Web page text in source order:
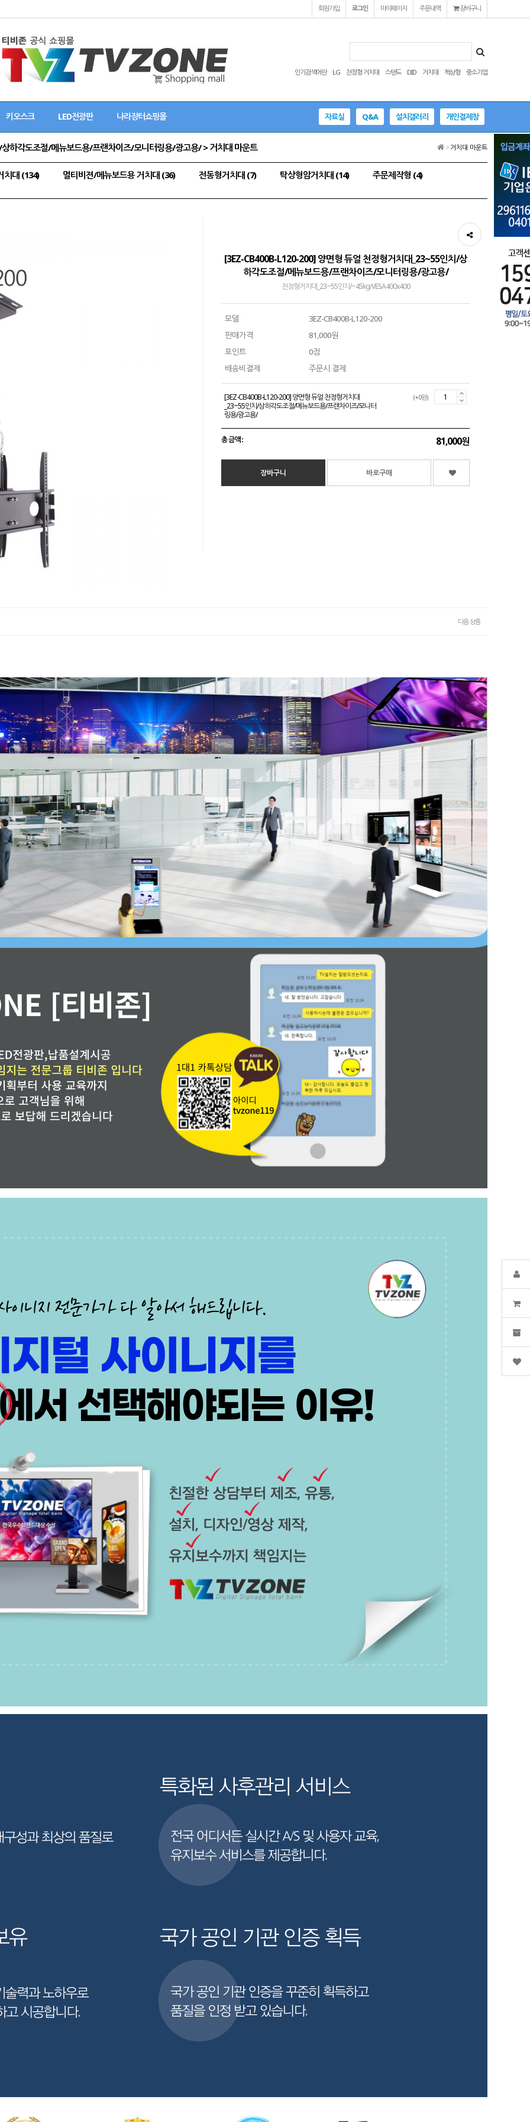
회원가입 로그인 마이페이지 주문내역 장바구니
인기검색어란 LG 천정형 거치대 스탠드 DID 거치대 책상형 중소기업
키오스크 LED전광판 나라장터쇼핑몰 자료실 Q&A 설치갤러리 개인결제창
하각도조절/메뉴보드용/프랜차이즈/모니터링용/광고용/ > 거치대 마운트 > 거치대 마운트
치대 (134) 멀티비젼/메뉴보드용 거치대 (36) 전동형거치대 (7) 탁상형암거치대 (14) 주문제작형 (4)
[3EZ-CB400B-L120-200] 양면형 듀얼 천정형거치대_23~55인치/상
하각도조절/메뉴보드용/프랜차이즈/모니터링용/광고용/
천정형거치대_23~55인치/~45kg/VESA400x400
모델
3EZ-CB400B-L120-200
판매가격
81,000원
포인트
0점
배송비결제
주문시 결제
[3EZ-CB400B-L120-200] 양면형 듀얼 천정형거치대
_23~55인치/상하각도조절/메뉴보드용/프랜차이즈/모니터
링용/광고용/
(+0원)
총 금액 : 81,000원
다음 상품